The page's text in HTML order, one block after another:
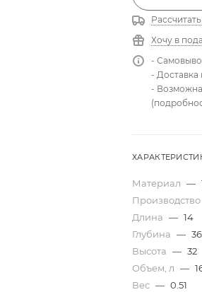
Хочу в
-
-
- Возможна
Материал —
Производство
Длина — 14
Глубина — 36
Высота — 32
Объем, л —
Вес — 0.51